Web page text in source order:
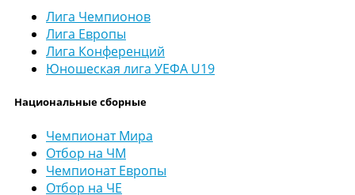
Лига Чемпионов
Лига Европы
Лига Конференций
Юношеская лига УЕФА U19
Национальные сборные
Чемпионат Мира
Отбор на ЧМ
Чемпионат Европы
Отбор на ЧЕ